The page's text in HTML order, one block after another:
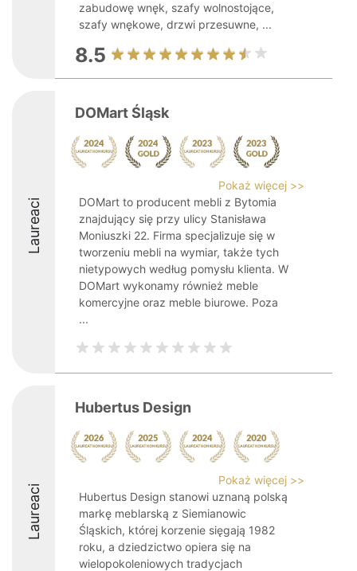
zabudowę wnęk, szafy wolnostojące,
szafy wnękowe, drzwi przesuwne, ...
8.5
Laureaci
DOMart Śląsk
Pokaż więcej >>
DOMart to producent mebli z Bytomia
znajdujący się przy ulicy Stanisława
Moniuszki 22. Firma specjalizuje się w
tworzeniu mebli na wymiar, także tych
nietypowych według pomysłu klienta. W
DOMart wykonamy również meble
komercyjne oraz meble biurowe. Poza
...
Laureaci
Hubertus Design
Pokaż więcej >>
Hubertus Design stanowi uznaną polską
markę meblarską z Siemianowic
Śląskich, której korzenie sięgają 1982
roku, a dziedzictwo opiera się na
wielopokoleniowych tradycjach